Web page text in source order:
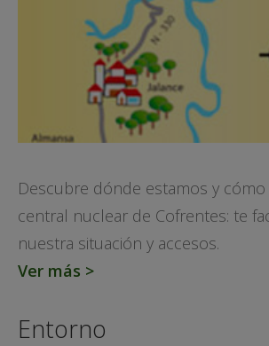
Descubre dónde estamos y
central nuclear de Cofrentes: te
nuestra situación y accesos.
Ver más >
Entorno